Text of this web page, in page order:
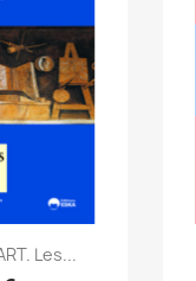
Les...